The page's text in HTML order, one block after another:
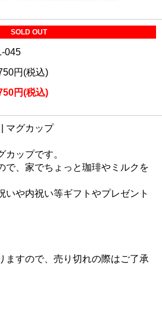
SOLD OUT
045
円(税込)
円(税込)
| マグカップ
ップです。
で、家でちょっと珈琲やミルクを
いや内祝い等ギフトやプレゼント
すので、売り切れの際はご了承